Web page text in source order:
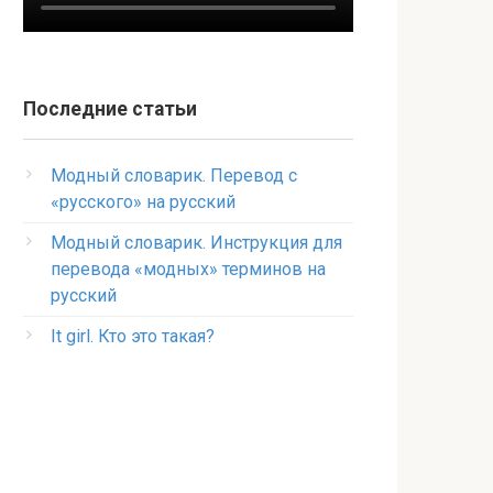
Последние статьи
Модный словарик. Перевод с
«русского» на русский
Модный словарик. Инструкция для
перевода «модных» терминов на
русский
It girl. Кто это такая?